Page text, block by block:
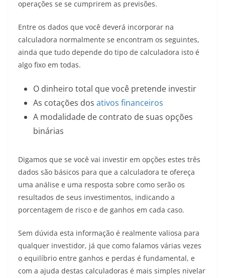
operações se se cumprirem as previsões.
Entre os dados que você deverá incorporar na
calculadora normalmente se encontram os seguintes,
ainda que tudo depende do tipo de calculadora isto é
algo fixo em todas.
O dinheiro total que você pretende investir
As cotações dos ativos financeiros
A modalidade de contrato de suas opções
binárias
Digamos que se você vai investir em opções estes três
dados são básicos para que a calculadora te ofereça
uma análise e uma resposta sobre como serão os
resultados de seus investimentos, indicando a
porcentagem de risco e de ganhos em cada caso.
Sem dúvida esta informação é realmente valiosa para
qualquer investidor, já que como falamos várias vezes
o equilíbrio entre ganhos e perdas é fundamental, e
com a ajuda destas calculadoras é mais simples nivelar